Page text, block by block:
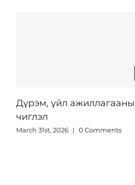
НЗӨСТ
March 31st, 2026